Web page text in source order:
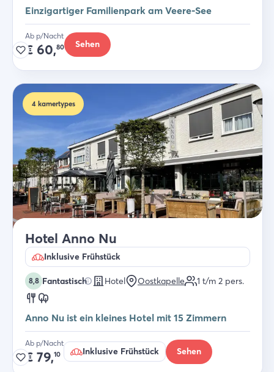
Einzigartiger Familienpark am Veere-See
Ab p/Nacht
€ 60,80 Sehen
4 kamertypes
Hotel Anno Nu
Inklusive Frühstück
8,8 Fantastisch Hotel Oostkapelle 1 t/m 2 pers.
Anno Nu ist ein kleines Hotel mit 15 Zimmern
Ab p/Nacht
€ 79,10 Inklusive Frühstück Sehen